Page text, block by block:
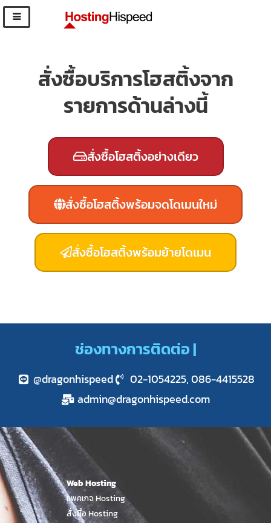
สั่งซื้อบริการโฮสติ้งจาก
รายการด้านล่างนี้
สั่งซื้อโฮสติ้งอย่างเดียว
สั่งซื้อโฮสติ้งพร้อมจดโดเมนใหม่
สั่งซื้อโฮสติ้งพร้อมย้ายโดเมน
ช่องทางการติดต่อ |
@dragonhispeed
02-1054225, 086-4415528
admin@dragonhispeed.com
Web Hosting
แพคเกจ Hosting
สั่งซื้อ Hosting